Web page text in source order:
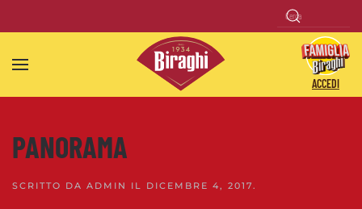
Skip to main content
ACCEDI
PANORAMA
SCRITTO DA ADMIN IL DICEMBRE 4, 2017.